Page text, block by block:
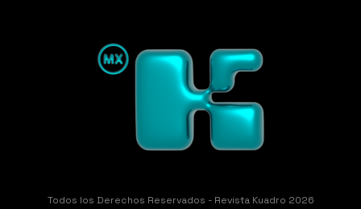
Todos los Derechos Reservados - Revista Kuadro 2026